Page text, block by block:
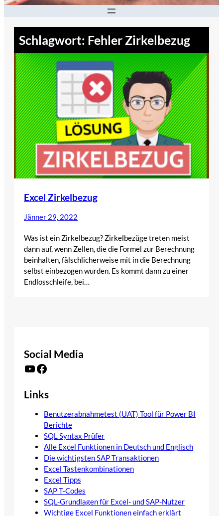
Schlagwort: Fehler Zirkelbezug
Excel Zirkelbezug
Jänner 29, 2022
Was ist ein Zirkelbezug? Zirkelbezüge treten meist
dann auf, wenn Zellen, die die Formel zur Berechnung
beinhalten, fälschlicherweise mit in die Berechnung
selbst einbezogen wurden. Es kommt dann zu einer
Endlosschleife, bei…
Social Media
YouTube Facebook
Links
Benutzerabnahmetest (UAT) Tool für Power BI
Berichte
SQL Syntax Prüfer
Alle Excel Funktionen in Deutsch und Englisch
Die wichtigsten SAP Transaktionen
Excel Tastenkombinationen
Excel Tipps
SAP T-Codes
SQL-Grundlagen für Excel- und SAP-Nutzer
Wichtige Excel Funktionen einfach erklärt